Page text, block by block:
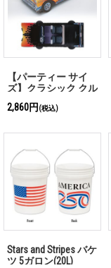
【パーティー サイ
ズ】クラシック クル
Hot Rod
2,860円 (税込)
Stars and Stripes バケ
ツ 5ガロン(20L)